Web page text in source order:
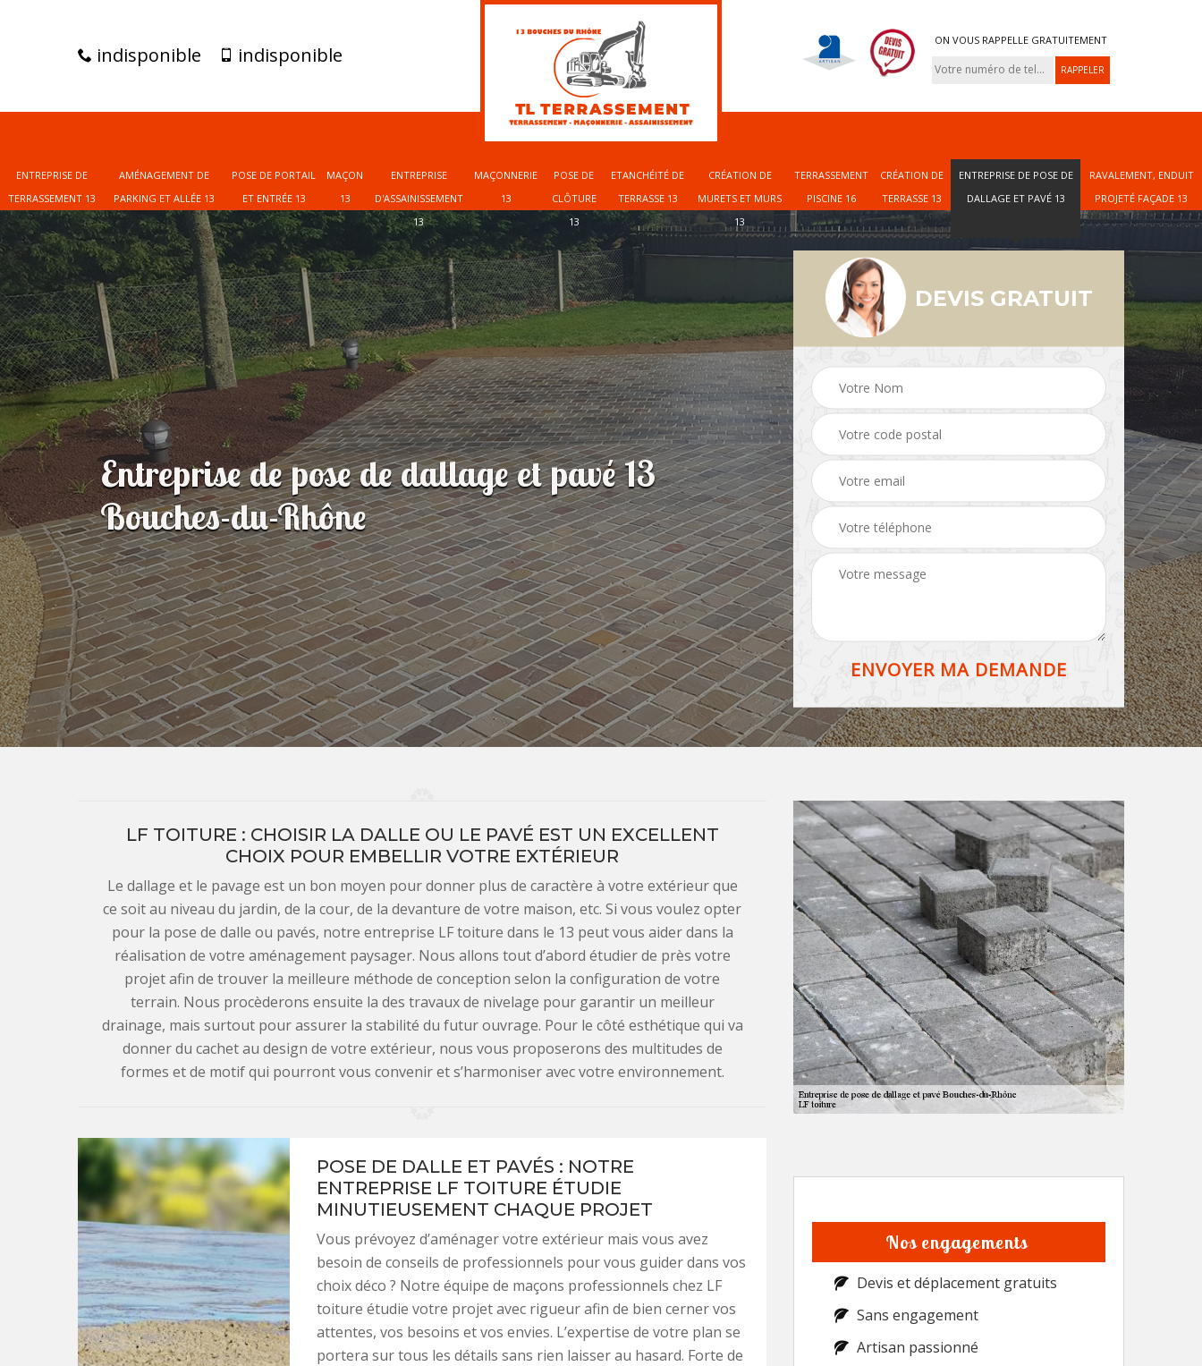
indisponible indisponible
ON VOUS RAPPELLE GRATUITEMENT
ENTREPRISE DE
TERRASSEMENT 13
AMÉNAGEMENT DE
PARKING ET ALLÉE 13
POSE DE PORTAIL
ET ENTRÉE 13
MAÇON
13
ENTREPRISE
D'ASSAINISSEMENT
13
MAÇONNERIE
13
POSE DE
CLÔTURE
13
ETANCHÉITÉ DE
TERRASSE 13
CRÉATION DE
MURETS ET MURS
13
TERRASSEMENT
PISCINE 16
CRÉATION DE
TERRASSE 13
ENTREPRISE DE POSE DE
DALLAGE ET PAVÉ 13
RAVALEMENT, ENDUIT
PROJETÉ FAÇADE 13
Entreprise de pose de dallage et pavé 13
Bouches-du-Rhône
DEVIS GRATUIT
LF TOITURE : CHOISIR LA DALLE OU LE PAVÉ EST UN EXCELLENT
CHOIX POUR EMBELLIR VOTRE EXTÉRIEUR
Le dallage et le pavage est un bon moyen pour donner plus de caractère à votre extérieur que
ce soit au niveau du jardin, de la cour, de la devanture de votre maison, etc. Si vous voulez opter
pour la pose de dalle ou pavés, notre entreprise LF toiture dans le 13 peut vous aider dans la
réalisation de votre aménagement paysager. Nous allons tout d’abord étudier de près votre
projet afin de trouver la meilleure méthode de conception selon la configuration de votre
terrain. Nous procèderons ensuite la des travaux de nivelage pour garantir un meilleur
drainage, mais surtout pour assurer la stabilité du futur ouvrage. Pour le côté esthétique qui va
donner du cachet au design de votre extérieur, nous vous proposerons des multitudes de
formes et de motif qui pourront vous convenir et s’harmoniser avec votre environnement.
POSE DE DALLE ET PAVÉS : NOTRE
ENTREPRISE LF TOITURE ÉTUDIE
MINUTIEUSEMENT CHAQUE PROJET
Vous prévoyez d’aménager votre extérieur mais vous avez
besoin de conseils de professionnels pour vous guider dans vos
choix déco ? Notre équipe de maçons professionnels chez LF
toiture étudie votre projet avec rigueur afin de bien cerner vos
attentes, vos besoins et vos envies. L’expertise de votre plan se
portera sur tous les détails sans rien laisser au hasard. Forte de
Nos engagements
Devis et déplacement gratuits
Sans engagement
Artisan passionné